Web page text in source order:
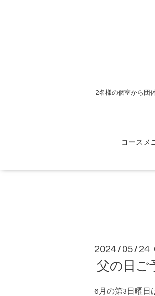
2名様の個室から団
コースメ
2024 / 05 / 24
父の日ご
6月の第3日曜日